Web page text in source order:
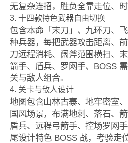
无复杂连招，胜负全靠走位、
3. 十四款特色武器自由切换
包含本命「末刀」、九环刀、
种兵器，每把武器攻击距离、
刀远程消耗、阔斧范围横扫、
箭手、盾兵、罗网手、BOSS
关与敌人组合。
4. 关卡与敌人设计
地图包含山林古寨、地牢密室
国风场景，布满地刺、落石、
盾兵、远程弓箭手、控场罗网
尾设计特色 BOSS 战，考验走